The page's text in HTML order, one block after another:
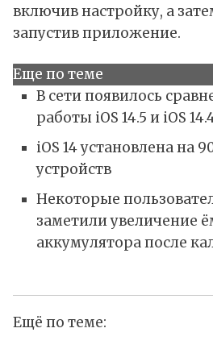
включив настройку, а
запустив приложение.
Еще по теме
В сети появилось
работы iOS 14.5 и iOS
iOS 14 установлена на
устройств
Некоторые
заметили увеличение
аккумулятора после
Ещё по теме: